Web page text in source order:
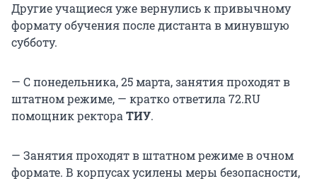
Другие учащиеся уже вернулись к привычному
формату обучения после дистанта в минувшую
субботу.
— С понедельника, 25 марта, занятия проходят в
штатном режиме, — кратко ответила 72.RU
помощник ректораТИУ.
— Занятия проходят в штатном режиме в очном
формате. В корпусах усилены меры безопасности,